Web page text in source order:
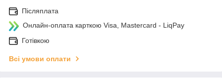
Післяплата
Онлайн-оплата карткою Visa, Mastercard - LiqPay
Готівкою
Всі умови оплати